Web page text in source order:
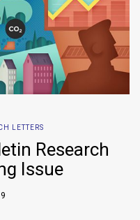
LETTERS
Research
Issue